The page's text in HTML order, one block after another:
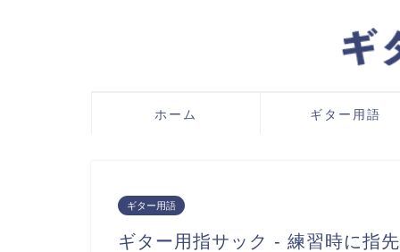
ホーム ギター用語
ギター用語
ギター用指サック ‐ 練習時に指